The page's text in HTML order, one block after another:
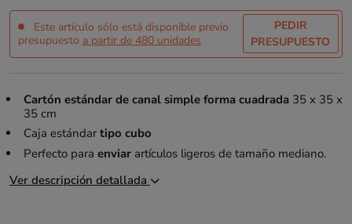
Este artículo sólo está disponible previo
presupuesto a partir de 480 unidades
PEDIR
PRESUPUESTO
Cartón estándar de canal simple forma cuadrada35 x 35 x
35 cm
Caja estándar tipo cubo
Perfecto para enviarartículos ligeros de tamaño mediano.
Ver descripción detallada